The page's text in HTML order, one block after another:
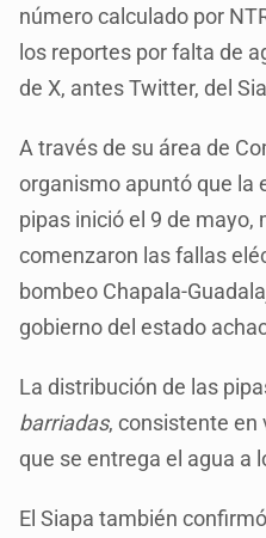
número calculado por
los reportes por falta de
de X, antes Twitter, del
A través de su área de
organismo apuntó que la
pipas inició el 9 de mayo,
comenzaron las fallas
bombeo Chapala-
gobierno del estado
La distribución de las
barriadas, consistente en
que se entrega el agua a
El Siapa también